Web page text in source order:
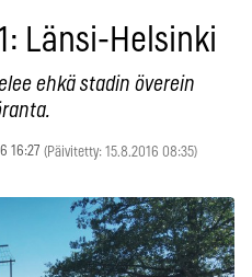
Länsi-Helsinki
ehkä stadin överein
16:27 (Päivitetty: 15.8.2016 08:35)